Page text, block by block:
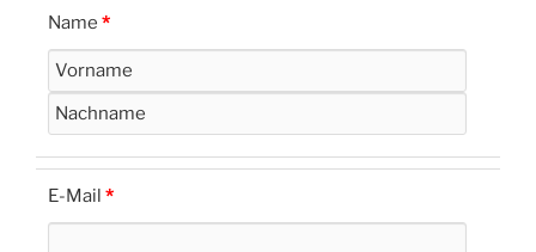
Name *
E-Mail *